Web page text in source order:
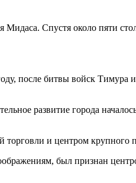
Спустя около пяти
после битвы войск Тимура
развитие города
торговли и центром крупного
был признан